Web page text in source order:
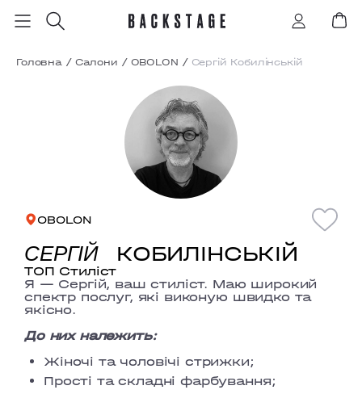
Головна / Салони / OBOLON / Сергій Кобилінській
OBOLON
СЕРГІЙ КОБИЛІНСЬКІЙ
ТОП Стиліст
Я — Сергій, ваш стиліст. Маю широкий
спектр послуг, які виконую швидко та
якісно.
До них належить:
Жіночі та чоловічі стрижки;
Прості та складні фарбування;